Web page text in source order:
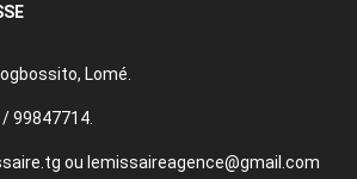
Lomé.
99847714.
ou lemissaireagence@gmail.com